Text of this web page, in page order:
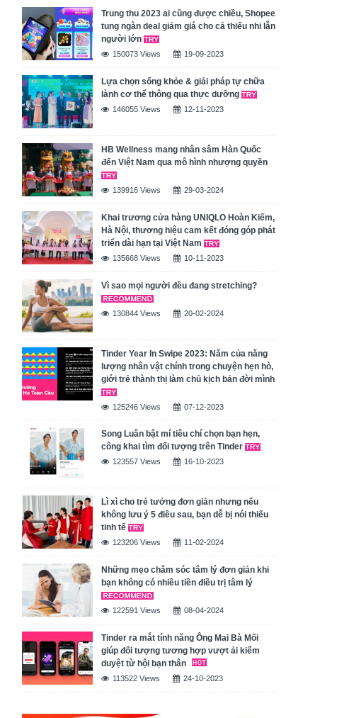
Trung thu 2023 ai cũng được chiều, Shopee
tung ngàn deal giảm giá cho cả thiếu nhi lẫn
người lớn
150073 Views 19-09-2023
Lựa chọn sống khỏe & giải pháp tự chữa
lành cơ thể thông qua thực dưỡng
146055 Views 12-11-2023
HB Wellness mang nhân sâm Hàn Quốc
đến Việt Nam qua mô hình nhượng quyền
139916 Views 29-03-2024
Khai trương cửa hàng UNIQLO Hoàn Kiếm,
Hà Nội, thương hiệu cam kết đóng góp phát
triển dài hạn tại Việt Nam
135668 Views 10-11-2023
Vì sao mọi người đều đang stretching?
130844 Views 20-02-2024
Tinder Year In Swipe 2023: Năm của năng
lượng nhân vật chính trong chuyện hẹn hò,
giới trẻ thành thị làm chủ kịch bản đời mình
125246 Views 07-12-2023
Song Luân bật mí tiêu chí chọn bạn hẹn,
công khai tìm đối tượng trên Tinder
123557 Views 16-10-2023
Lì xì cho trẻ tưởng đơn giản nhưng nếu
không lưu ý 5 điều sau, bạn dễ bị nói thiếu
tinh tế
123206 Views 11-02-2024
Những mẹo chăm sóc tâm lý đơn giản khi
bạn không có nhiều tiền điều trị tâm lý
122591 Views 08-04-2024
Tinder ra mắt tính năng Ông Mai Bà Mối
giúp đối tượng tương hợp vượt ải kiểm
duyệt từ hội bạn thân
113522 Views 24-10-2023